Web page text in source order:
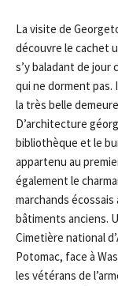
La visite de
découvre le cachet
s’y baladant de
qui ne dorment pas.
la très belle
D’architecture
bibliothèque et le
appartenu au
également le
marchands
bâtiments anciens.
Cimetière national
Potomac, face à
les vétérans de